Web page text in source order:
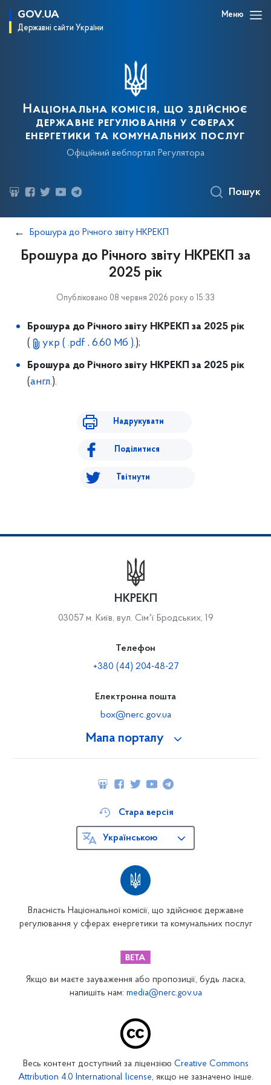
GOV.UA
Державні сайти України
Меню
Національна комісія, що здійснює
державне регулювання у сферах
енергетики та комунальних послуг
Офіційний вебпортал Регулятора
Пошук
Брошура до Річного звіту НКРЕКП
Брошура до Річного звіту НКРЕКП за
2025 рік
Опубліковано 08 червня 2026 року о 15:33
Брошура до Річного звіту НКРЕКП за 2025 рік
(
укр ( .pdf , 6.60 Мб ).);
Брошура до Річного звіту НКРЕКП за 2025 рік
(англ.).
Надрукувати
Поділитися
Твітнути
Мапа порталу
НКРЕКП
03057 м. Київ, вул. Сімʼї Бродських, 19
Телефон
+380 (44) 204-48-27
Електронна пошта
box@nerc.gov.ua
Власність Національної комісії, що здійснює державне
регулювання у сферах енергетики та комунальних послуг
Стара версія
Українською
Якщо ви маєте зауваження або пропозиції, будь ласка,
напишіть нам: media@nerc.gov.ua
Весь контент доступний за ліцензією Creative Commons
Attribution 4.0 International license, якщо не зазначено інше.